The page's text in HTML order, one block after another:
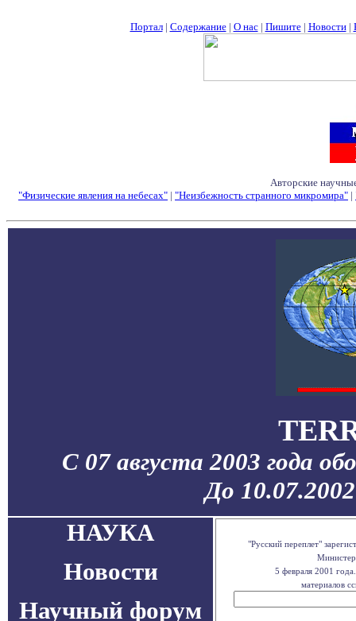
Портал| Содержание| О нас| Пишите| Новости|
Авторские
"Физические явления на небесах" | "Неизбежность странного микромира" |
С 07 августа 2003 года
До
НАУКА
Новости
Научный форум
"Русский переплет"
5 февраля 2001
материалов